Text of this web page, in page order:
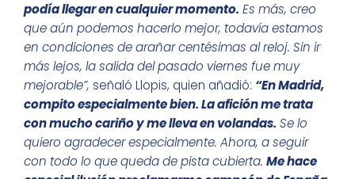
podía llegar en cualquier momento. Es más, creo
que aún podemos hacerlo mejor, todavía estamos
en condiciones de arañar centésimas al reloj. Sin ir
más lejos, la salida del pasado viernes fue muy
mejorable”, señaló Llopis, quien añadió: “En Madrid,
compito especialmente bien. La afición me trata
con mucho cariño y me lleva en volandas. Se lo
quiero agradecer especialmente. Ahora, a seguir
con todo lo que queda de pista cubierta. Me hace